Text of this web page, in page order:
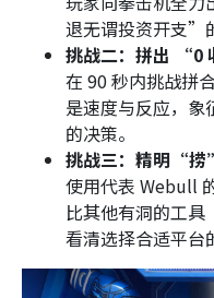
退无谓投资开支”
挑战二：拼出 “0
在 90 秒内挑战拼
是速度与反应，象
的决策。
挑战三：精明“
使用代表 Webull
比其他有洞的工
看清选择合适平台